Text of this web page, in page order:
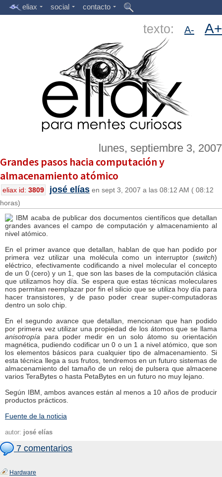
eliax social contacto
texto: A- A+
lunes, septiembre 3, 2007
Grandes pasos hacia computación y
almacenamiento atómico
eliax id: 3809 josé elías en sept 3, 2007 a las 08:12 AM ( 08:12
horas)
IBM acaba de publicar dos documentos científicos que detallan
grandes avances el campo de computación y almacenamiento al
nivel atómico.
En el primer avance que detallan, hablan de que han podido por
primera vez utilizar una molécula como un interruptor (switch)
eléctrico, efectivamente codificando a nivel molecular el concepto
de un 0 (cero) y un 1, que son las bases de la computación clásica
que utilizamos hoy día. Se espera que estas técnicas moleculares
nos permitan reemplazar por fin el silicio que se utiliza hoy día para
hacer transistores, y de paso poder crear super-computadoras
dentro un solo chip.
En el segundo avance que detallan, mencionan que han podido
por primera vez utilizar una propiedad de los átomos que se llama
anisotropía para poder medir en un solo átomo su orientación
magnética, pudiendo codificar un 0 o un 1 a nivel atómico, que son
los elementos básicos para cualquier tipo de almacenamiento. Si
esta técnica llega a sus frutos, tendremos en un futuro sistemas de
almacenamiento del tamaño de un reloj de pulsera que almacene
varios TeraBytes o hasta PetaBytes en un futuro no muy lejano.
Según IBM, ambos avances están al menos a 10 años de producir
productos prácticos.
Fuente de la noticia
autor: josé elías
7 comentarios
Hardware